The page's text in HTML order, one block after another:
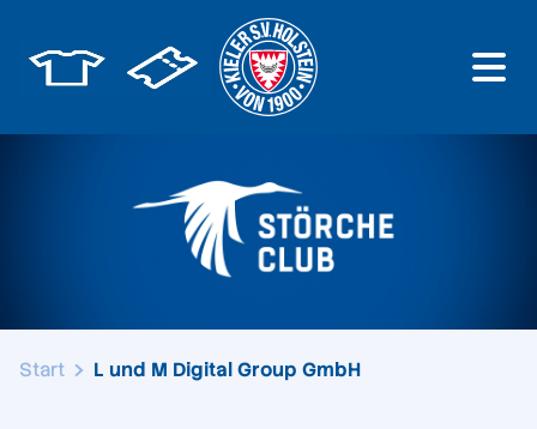
Start L und M Digital Group GmbH